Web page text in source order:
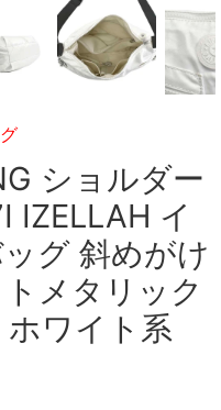
ショルダー
IZELLAH イ
グ 斜めがけ
メタリック
ホワイト系